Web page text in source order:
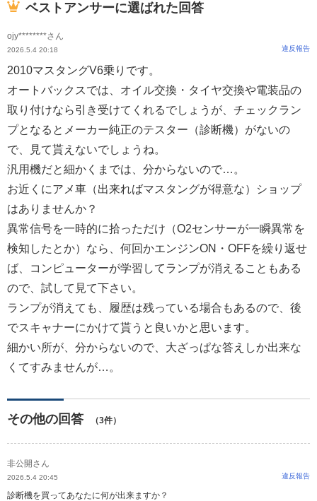
ベストアンサーに選ばれた回答
ojy********さん
2026.5.4 20:18 違反報告
2010マスタングV6乗りです。
オートバックスでは、オイル交換・タイヤ交換や電装品の
取り付けなら引き受けてくれるでしょうが、チェックラン
プとなるとメーカー純正のテスター（診断機）がないの
で、見て貰えないでしょうね。
汎用機だと細かくまでは、分からないので…。
お近くにアメ車（出来ればマスタングが得意な）ショップ
はありませんか？
異常信号を一時的に拾っただけ（O2センサーが一瞬異常を
検知したとか）なら、何回かエンジンON・OFFを繰り返せ
ば、コンピューターが学習してランプが消えることもある
ので、試して見て下さい。
ランプが消えても、履歴は残っている場合もあるので、後
でスキャナーにかけて貰うと良いかと思います。
細かい所が、分からないので、大ざっぱな答えしか出来な
くてすみませんが…。
その他の回答 （3件）
非公開さん
2026.5.4 20:45 違反報告
診断機を買ってあなたに何が出来ますか？